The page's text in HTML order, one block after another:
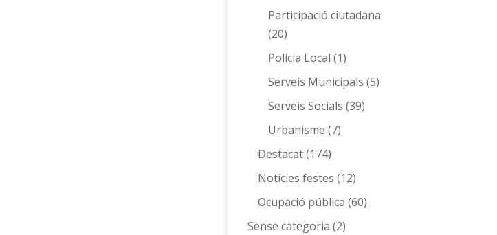
Participació ciutadana
(20)
Policia Local (1)
Serveis Municipals (5)
Serveis Socials (39)
Urbanisme (7)
Destacat(174)
Notícies festes (12)
Ocupació pública (60)
Sense categoria (2)